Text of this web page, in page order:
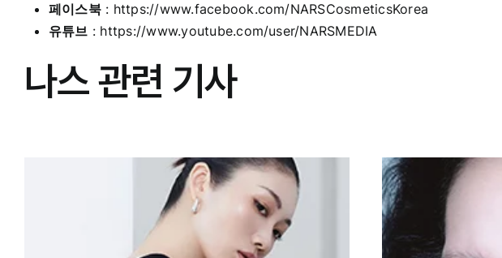
페이스북: https://www.facebook.com/NARSCosmeticsKorea
유튜브 : https://www.youtube.com/user/NARSMEDIA
나스 관련 기사